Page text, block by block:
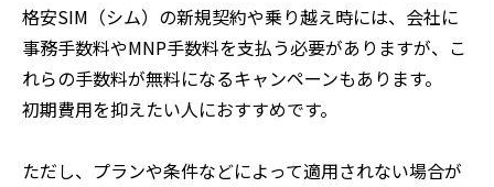
格安SIM（シム）の新規契約や乗り越え時には、会社に
事務手数料やMNP手数料を支払う必要がありますが、こ
れらの手数料が無料になるキャンペーンもあります。
初期費用を抑えたい人におすすめです。
ただし、プランや条件などによって適用されない場合が